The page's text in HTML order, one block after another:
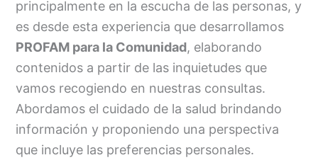
principalmente en la escucha de las personas, y
es desde esta experiencia que desarrollamos
PROFAM para la Comunidad, elaborando
contenidos a partir de las inquietudes que
vamos recogiendo en nuestras consultas.
Abordamos el cuidado de la salud brindando
información y proponiendo una perspectiva
que incluye las preferencias personales.